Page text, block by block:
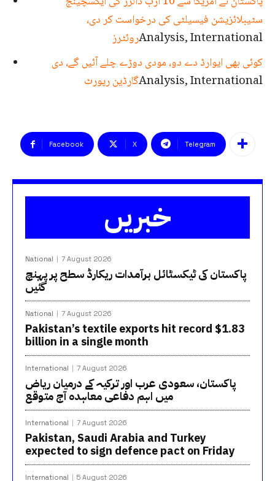
سٹیبلائزیشن فیسیلٹی کی درخواست کر دی،
روئٹرزAnalysis, International
کوئی بھی ایوارڈ دے دو، مودی دوڑے چلے آئیں گے، دی
گارڈین رپورٹAnalysis, International
Facebook X Telegram
خبریں
National 7 August 2026
پاکستان کی ٹیکسٹائل برآمدات ریکارڈ سطح پر پہنچ
گئیں
National 7 August 2026
Pakistan’s textile exports hit record $1.83
billion in a single month
International 7 August 2026
پاکستان، سعودی عرب اور ترکیہ کے درمیان ریاض
میں اہم دفاعی معاہدہ آج متوقع
International 7 August 2026
Pakistan, Saudi Arabia and Turkey
expected to sign defence pact on Friday
International 5 August 2026